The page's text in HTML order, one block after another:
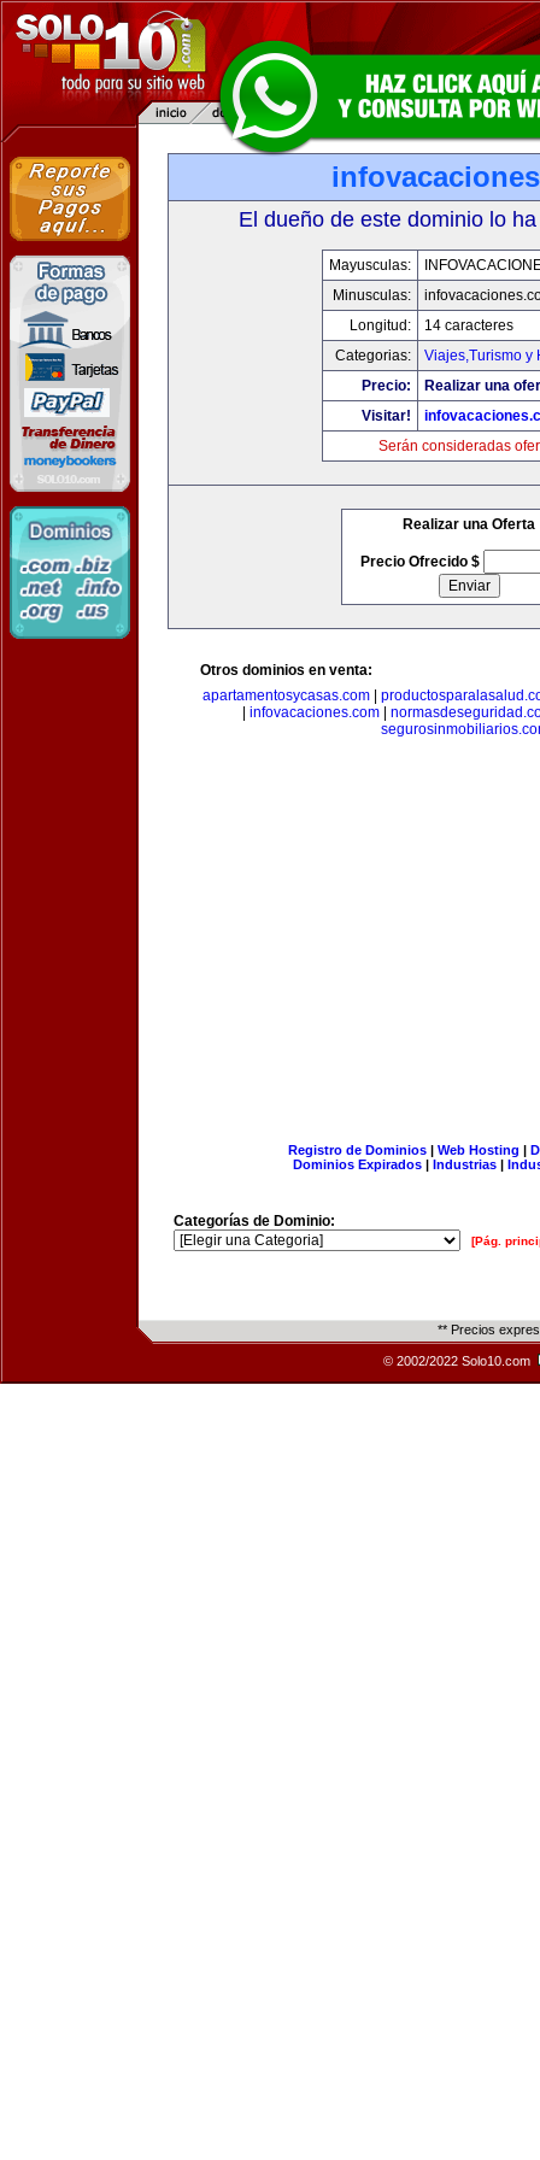
El dueño de este dominio lo
Mayusculas:
Minusculas:
Longitud:
14 caracteres
Categorias:
Viajes,Turismo y
Precio:
Realizar una
Visitar!
Serán consideradas
Realizar una Oferta
Precio Ofrecido $
Otros dominios en venta:
apartamentosycasas.com
infovacaciones.com|
Registro de Dominios| Web Hosting |
Dominios Expirados | Industrias |
Categorías de Dominio:
[Pág.
** Precios
© 2002/2022 Solo10.com